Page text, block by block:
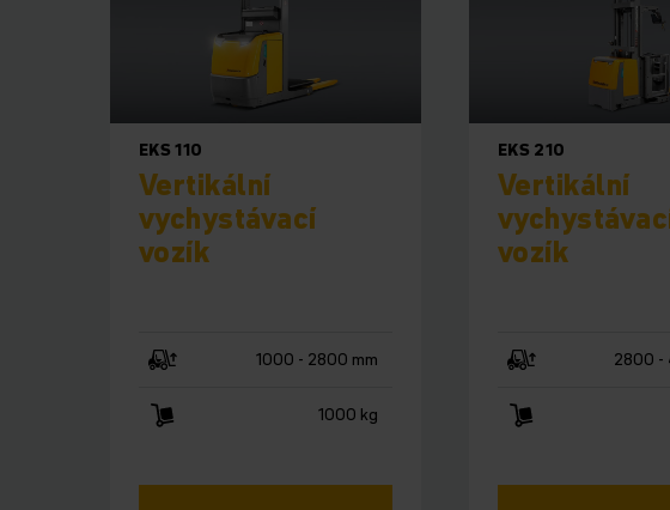
EKS 110
Vertikální
vychystávací
vozík
1000 - 2800 mm
1000 kg
EKS 210
Vertikální
vozík
2800 -